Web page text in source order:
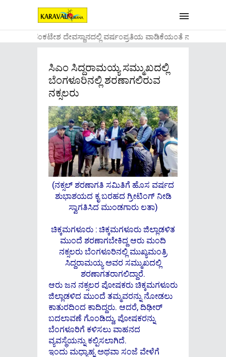
ದೇವಸ್ಥಾನದಲ್ಲಿ ವರ್ಷ೦ಪ್ರತಿಯ ವಾಡಿಕೆಯ೦ತೆ ನಡೆಯಲಿರುವ
ಸಿಎಂ ಸಿದ್ದರಾಮಯ್ಯ ಸಮ್ಮುಖದಲ್ಲಿ
ಬೆಂಗಳೂರಿನಲ್ಲಿ ಶರಣಾಗಲಿರುವ
ನಕ್ಸಲರು
(ನಕ್ಸಲ್ ಶರಣಾಗತಿ ಸಮಿತಿಗೆ ಹೊಸ ವರ್ಷದ
ಶುಭಾಶಯದ ಕೖ ಬರಹದ ಗ್ರೀಟಿಂಗ್ ನೀಡಿ
ಸ್ವಾಗತಿಸಿದ ಮುಂಡಗಾರು ಲತಾ)
ಚಿಕ್ಕಮಗಳೂರು : ಚಿಕ್ಕಮಗಳೂರು ಜಿಲ್ಲಾಡಳಿತ
ಮುಂದೆ ಶರಣಾಗಬೇಕಿದ್ದ ಆರು ಮಂದಿ
ನಕ್ಸಲರು ಬೆಂಗಳೂರಿನಲ್ಲಿ ಮುಖ್ಯಮಂತ್ರಿ
ಸಿದ್ದರಾಮಯ್ಯ ಅವರ ಸಮ್ಮುಖದಲ್ಲಿ
ಶರಣಾಗತರಾಗಲಿದ್ದಾರೆ.
ಆರು ಜನ ನಕ್ಸಲರ ಪೋಷಕರು ಚಿಕ್ಕಮಗಳೂರು
ಜಿಲ್ಲಾಡಳಿದ ಮುಂದೆ ತಮ್ಮವರನ್ನು ನೋಡಲು
ಕಾತುರದಿಂದ ಕಾದಿದ್ದರು. ಆದರೆ, ದಿಢೀರ್
ಬದಲಾವಣೆ ಗೊಂಡಿದ್ದು, ಪೋಷಕರನ್ನು
ಬೆಂಗಳೂರಿಗೆ ಕಳಿಸಲು ವಾಹನದ
ವ್ಯವಸ್ಥೆಯನ್ನು ಕಲ್ಪಿಸಲಾಗಿದೆ.
ಇಂದು ಮಧ್ಯಾಹ್ನ ಅಥವಾ ಸಂಜೆ ವೇಳೆಗೆ